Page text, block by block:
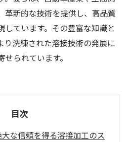
革新的な技術を提供し、高品質
しています。その豊富な知識と
り洗練された溶接技術の発展に
られています。
目次
な信頼を得る溶接加工のス